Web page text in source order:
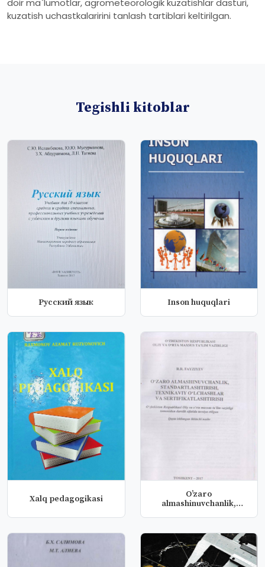
doir ma`lumotlar, agrometeorologik kuzatishlar dasturi,
kuzatish uchastkalaririni tanlash tartiblari keltirilgan.
Tegishli kitoblar
Русский язык Inson huquqlari
Xalq pedagogikasi
O’zaro
almashinuvchanlik,